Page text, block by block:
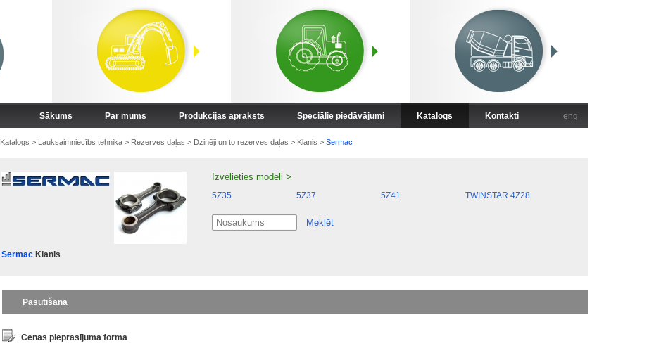
Sākums Par mums Produkcijas apraksts Speciālie piedāvājumi Katalogs Kontakti eng
Katalogs > Lauksaimniecībs tehnika> Rezerves daļas > Dzinēji un to rezerves daļas > Klanis > Sermac
SermacKlanis
Izvēlieties modeli >
5Z35 5Z37 5Z41 TWINSTAR 4Z28
Meklēt
Pasūtīšana
Cenas pieprasījuma forma